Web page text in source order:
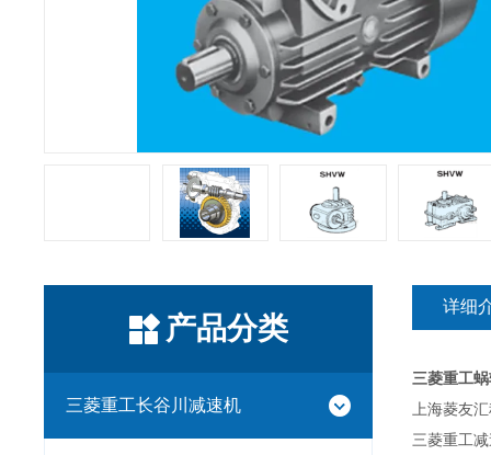
产品分类
三菱重工长谷川减速机
详细
三菱重工
上海菱友
三菱重工